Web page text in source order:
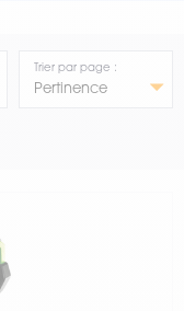
Trier par page :